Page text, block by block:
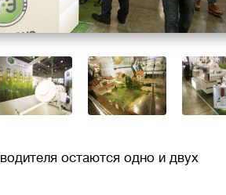
остаются одно и двух